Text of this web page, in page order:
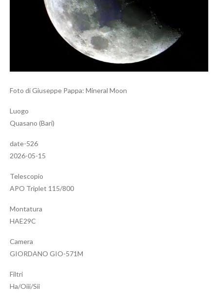
Foto di Giuseppe Pappa: Mineral Moon
Luogo
Quasano (Bari)
date-526
2026-05-15
Telescopio
APO Triplet 115/800
Montatura
HAE29C
Camera
GIORDANO GIO-571M
Filtri
Ha/Oiii/Sii